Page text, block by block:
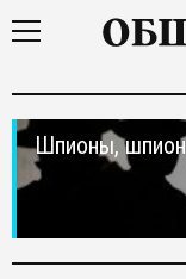
Шпионы,